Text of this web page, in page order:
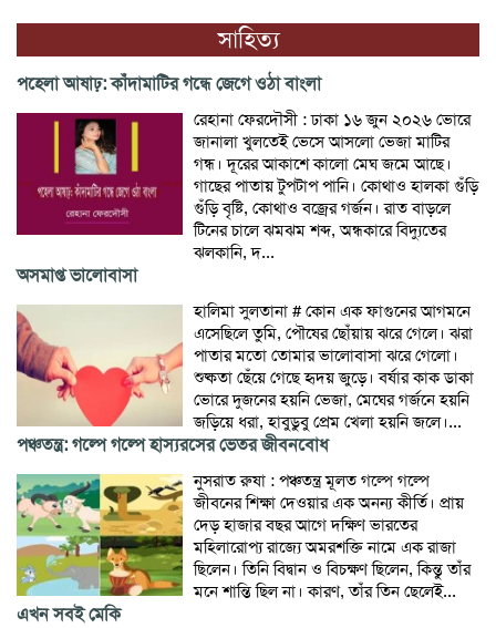
সাহিত্য
পহেলা আষাঢ়: কাঁদামাটির গন্ধে জেগে ওঠা বাংলা
রেহানা ফেরদৌসী : ঢাকা ১৬ জুন ২০২৬ ভোরে
জানালা খুলতেই ভেসে আসলো ভেজা মাটির
গন্ধ। দূরের আকাশে কালো মেঘ জমে আছে।
গাছের পাতায় টুপটাপ পানি। কোথাও হালকা গুঁড়ি
গুঁড়ি বৃষ্টি, কোথাও বজ্রের গর্জন। রাত বাড়লে
টিনের চালে ঝমঝম শব্দ, অন্ধকারে বিদ্যুতের
ঝলকানি, দ...
অসমাপ্ত ভালোবাসা
হালিমা সুলতানা # কোন এক ফাগুনের আগমনে
এসেছিলে তুমি, পৌষের ছোঁয়ায় ঝরে গেলে। ঝরা
পাতার মতো তোমার ভালোবাসা ঝরে গেলো।
শুষ্কতা ছেঁয়ে গেছে হৃদয় জুড়ে। বর্ষার কাক ডাকা
ভোরে দুজনের হয়নি ভেজা, মেঘের গর্জনে হয়নি
জড়িয়ে ধরা, হাবুডুবু প্রেম খেলা হয়নি জলে।...
পঞ্চতন্ত্র: গল্পে গল্পে হাস্যরসের ভেতর জীবনবোধ
নুসরাত রুষা : পঞ্চতন্ত্র মূলত গল্পে গল্পে
জীবনের শিক্ষা দেওয়ার এক অনন্য কীর্তি। প্রায়
দেড় হাজার বছর আগে দক্ষিণ ভারতের
মহিলারোপ্য রাজ্যে অমরশক্তি নামে এক রাজা
ছিলেন। তিনি বিদ্বান ও বিচক্ষণ ছিলেন, কিন্তু তাঁর
মনে শান্তি ছিল না। কারণ, তাঁর তিন ছেলেই...
এখন সবই মেকি